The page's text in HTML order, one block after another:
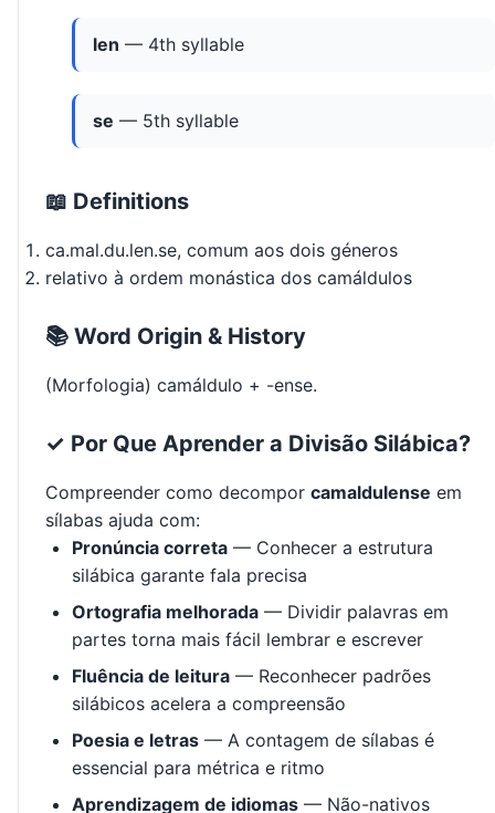
len — 4th syllable
se — 5th syllable
📖 Definitions
ca.mal.du.len.se, comum aos dois géneros
relativo à ordem monástica dos camáldulos
📚 Word Origin & History
(Morfologia) camáldulo + -ense.
✓ Por Que Aprender a Divisão Silábica?
Compreender como decompor camaldulense em
sílabas ajuda com:
Pronúncia correta — Conhecer a estrutura
silábica garante fala precisa
Ortografia melhorada — Dividir palavras em
partes torna mais fácil lembrar e escrever
Fluência de leitura — Reconhecer padrões
silábicos acelera a compreensão
Poesia e letras — A contagem de sílabas é
essencial para métrica e ritmo
Aprendizagem de idiomas — Não-nativos